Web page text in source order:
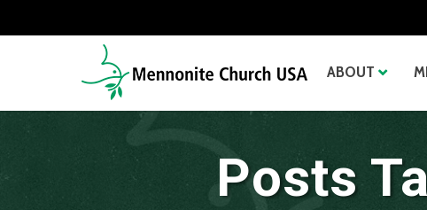
ABOUT
Posts